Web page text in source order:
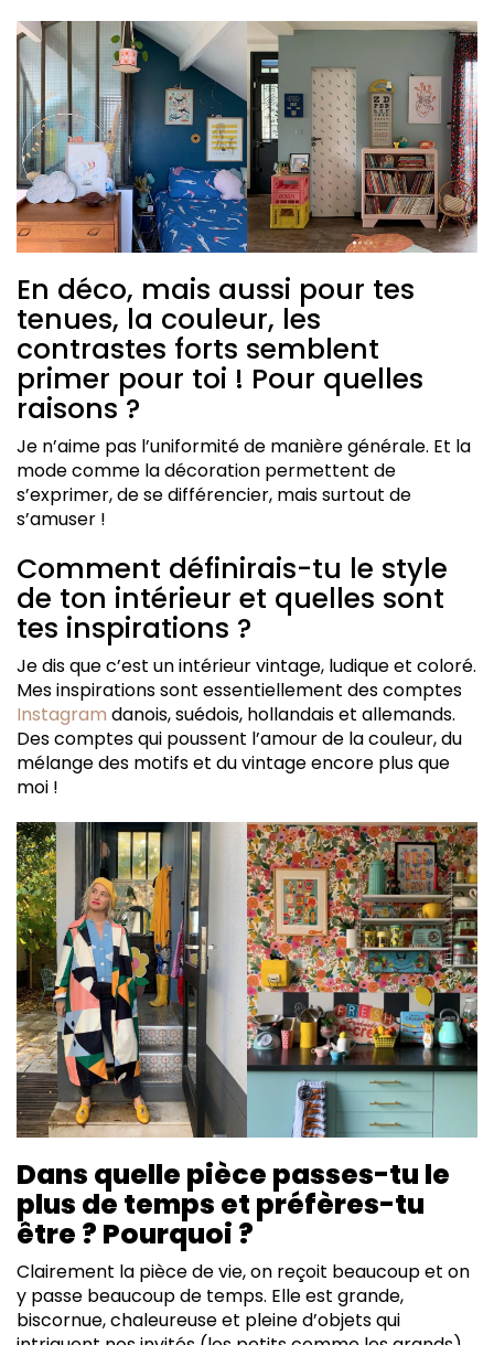
En déco, mais aussi pour tes
tenues, la couleur, les
contrastes forts semblent
primer pour toi ! Pour quelles
raisons ?
Je n’aime pas l’uniformité de manière générale. Et la
mode comme la décoration permettent de
s’exprimer, de se différencier, mais surtout de
s’amuser !
Comment définirais-tu le style
de ton intérieur et quelles sont
tes inspirations ?
Je dis que c’est un intérieur vintage, ludique et coloré.
Mes inspirations sont essentiellement des comptes
Instagram danois, suédois, hollandais et allemands.
Des comptes qui poussent l’amour de la couleur, du
mélange des motifs et du vintage encore plus que
moi !
Dans quelle pièce passes-tu le
plus de temps et préfères-tu
être ? Pourquoi ?
Clairement la pièce de vie, on reçoit beaucoup et on
y passe beaucoup de temps. Elle est grande,
biscornue, chaleureuse et pleine d’objets qui